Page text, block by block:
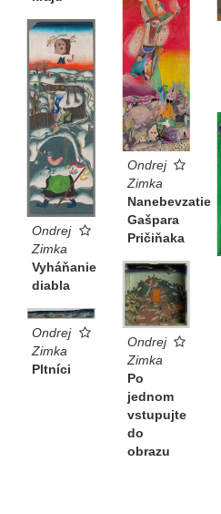
Ondrej
Zimka
Nanebevzatie
Gašpara
Pričiňaka
Ondrej
Zimka
Vyháňanie
diabla
Ondrej
Zimka
Po
jednom
vstupujte
do
obrazu
Ondrej
Zimka
Pltníci